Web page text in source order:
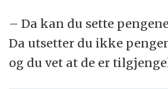
– Da kan du sette
Da utsetter du ikke
og du vet at de er